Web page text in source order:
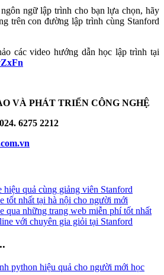
ngữ lập trình cho bạn lựa chọn, hãy
trên con đường lập trình cùng Stanford
các video hướng dẫn học lập trình tại
VÀ PHÁT TRIỂN CÔNG NGHỆ
6275 2212
quả cùng giảng viên Stanford
tốt nhất tại hà nội cho người mới
qua những trang web miễn phí tốt nhất
với chuyên gia giỏi tại Stanford